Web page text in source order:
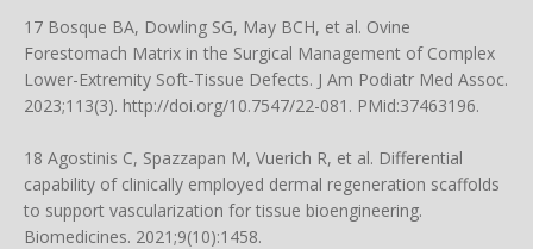
17 Bosque BA, Dowling SG, May BCH, et al. Ovine
Forestomach Matrix in the Surgical Management of Complex
Lower-Extremity Soft-Tissue Defects. J Am Podiatr Med Assoc.
2023;113(3). http://doi.org/10.7547/22-081 . PMid:37463196.
18 Agostinis C, Spazzapan M, Vuerich R, et al. Differential
capability of clinically employed dermal regeneration scaffolds
to support vascularization for tissue bioengineering.
Biomedicines. 2021;9(10):1458.